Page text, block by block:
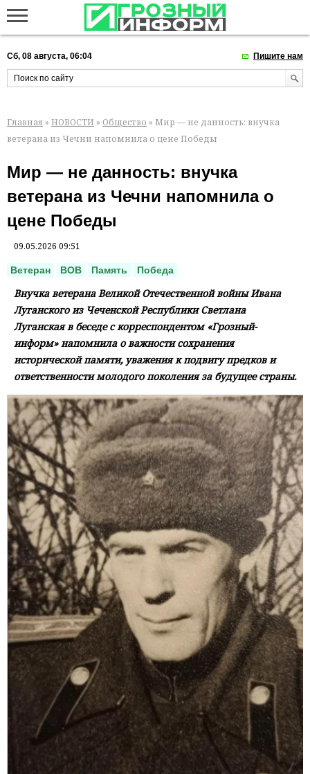
Сб, 08 августа, 06:04 Пишите нам
Главная » НОВОСТИ » Общество » Мир — не данность: внучка
ветерана из Чечни напомнила о цене Победы
Мир — не данность: внучка
ветерана из Чечни напомнила о
цене Победы
09.05.2026 09:51
Ветеран ВОВ Память Победа
Внучка ветерана Великой Отечественной войны Ивана
Луганского из Чеченской Республики Светлана
Луганская в беседе с корреспондентом «Грозный-
информ» напомнила о важности сохранения
исторической памяти, уважения к подвигу предков и
ответственности молодого поколения за будущее страны.